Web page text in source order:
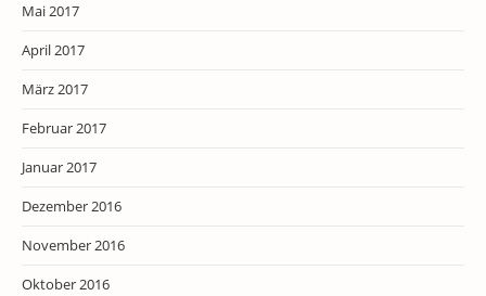
Mai 2017
April 2017
März 2017
Februar 2017
Januar 2017
Dezember 2016
November 2016
Oktober 2016